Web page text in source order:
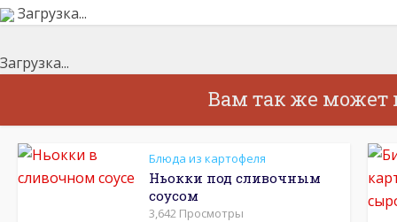
Загрузка...
Загрузка...
Вам так же может
Блюда из картофеля
Ньокки под сливочным
соусом
3,642 Просмотры